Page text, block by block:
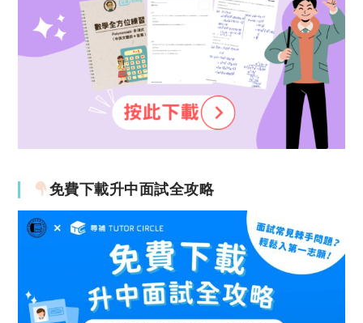
免費下載升中面試全攻略